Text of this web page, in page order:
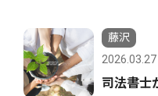
藤沢
2026.03.27
司法書士